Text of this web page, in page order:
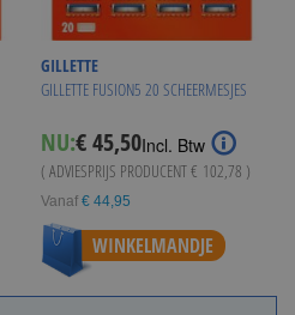
GILLETTE
GILLETTE FUSION5 20 SCHEERMESJES
NU:€ 45,50Incl. Btw
( ADVIESPRIJS PRODUCENT€ 102,78 )
Vanaf € 44,95
WINKELMANDJE